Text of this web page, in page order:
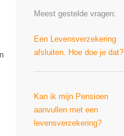
Meest gestelde vragen:
Een Levensverzekering
afsluiten. Hoe doe je dat?
Kan ik mijn Pensioen
aanvullen met een
levensverzekering?